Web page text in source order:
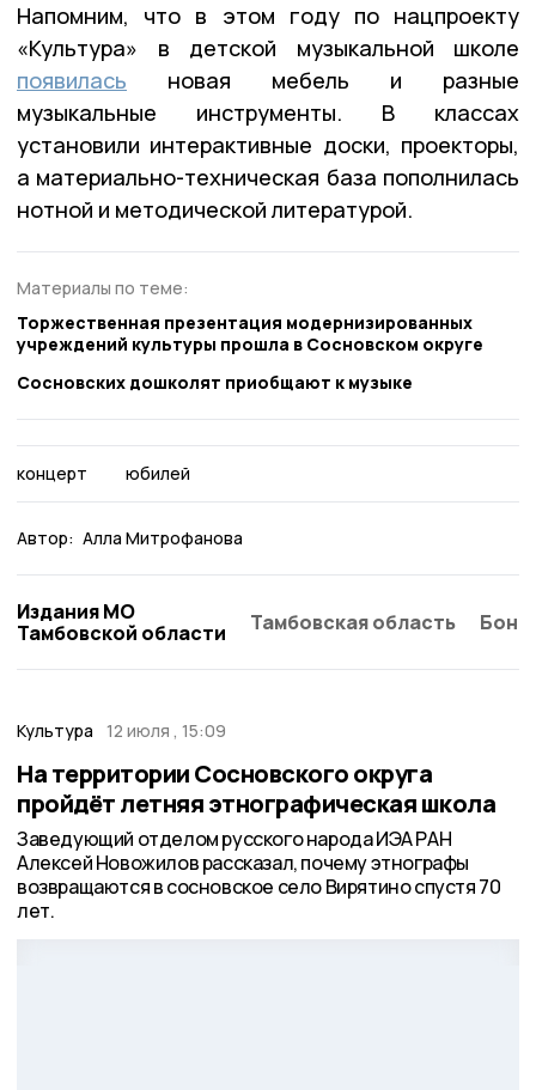
Напомним, что в этом году по нацпроекту
«Культура» в детской музыкальной школе
появилась новая мебель и разные
музыкальные инструменты. В классах
установили интерактивные доски, проекторы,
а материально-техническая база пополнилась
нотной и методической литературой.
Материалы по теме:
Торжественная презентация модернизированных
учреждений культуры прошла в Сосновском округе
Сосновских дошколят приобщают к музыке
концерт юбилей
Автор: Алла Митрофанова
Издания МО
Тамбовской области
Тамбовская область
Культура 12 июля , 15:09
На территории Сосновского округа
пройдёт летняя этнографическая школа
Заведующий отделом русского народа ИЭА РАН
Алексей Новожилов рассказал, почему этнографы
возвращаются в сосновское село Вирятино спустя 70
лет.